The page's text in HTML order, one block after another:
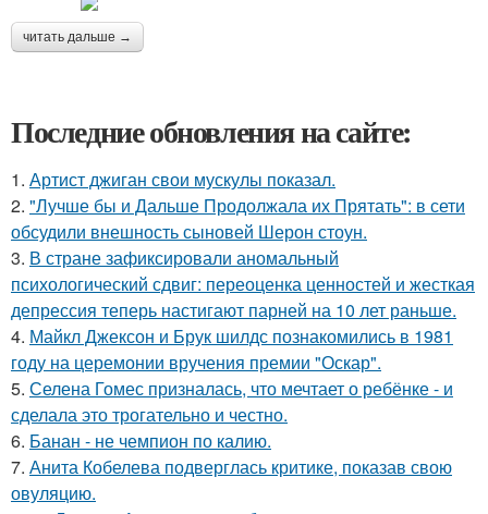
читать дальше →
Последние обновления на сайте:
1. Артист джиган свои мускулы показал.
2. "Лучше бы и Дальше Продолжала их Прятать": в сети
обсудили внешность сыновей Шерон стоун.
3. В стране зафиксировали аномальный
психологический сдвиг: переоценка ценностей и жесткая
депрессия теперь настигают парней на 10 лет раньше.
4. Майкл Джексон и Брук шилдс познакомились в 1981
году на церемонии вручения премии "Оскар".
5. Селена Гомес призналась, что мечтает о ребёнке - и
сделала это трогательно и честно.
6. Банан - не чемпион по калию.
7. Анита Кобелева подверглась критике, показав свою
овуляцию.